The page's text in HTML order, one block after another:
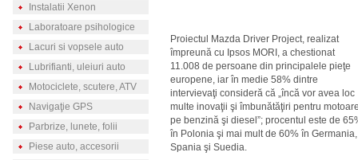
Instalatii Xenon
Laboratoare psihologice
Lacuri si vopsele auto
Lubrifianti, uleiuri auto
Motociclete, scutere, ATV
Navigaţie GPS
Parbrize, lunete, folii
Piese auto, accesorii
Proiectul Mazda Driver Project, realizat
împreună cu Ipsos MORI, a chestionat
11.008 de persoane din principalele pieţe
europene, iar în medie 58% dintre
intervievaţi consideră că „încă vor avea loc
multe inovaţii şi îmbunătăţiri pentru
pe benzină şi diesel”; procentul este de
în Polonia şi mai mult de 60% în Germania,
Spania şi Suedia.